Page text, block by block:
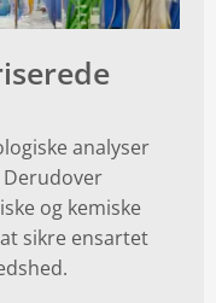
analyser
og kemiske
sikre ensartet